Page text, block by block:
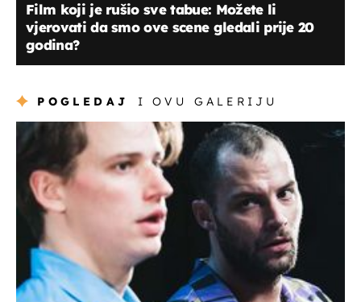
Film koji je rušio sve tabue: Možete li
vjerovati da smo ove scene gledali prije 20
godina?
POGLEDAJ I OVU GALERIJU